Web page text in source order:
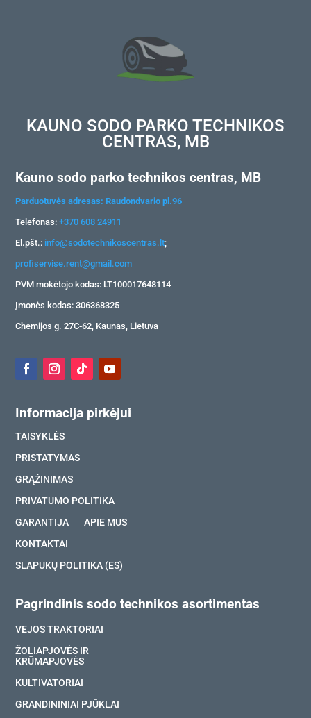
KAUNO SODO PARKO TECHNIKOS
CENTRAS, MB
Kauno sodo parko technikos centras, MB
Parduotuvės adresas: Raudondvario pl.96
Telefonas:+370 608 24911
El.pšt.: info@sodotechnikoscentras.lt;
profiservise.rent@gmail.com
PVM mokėtojo kodas: LT100017648114
Įmonės kodas: 306368325
Chemijos g. 27C-62, Kaunas, Lietuva
Informacija pirkėjui
TAISYKLĖS
PRISTATYMAS
GRĄŽINIMAS
PRIVATUMO POLITIKA
GARANTIJA
APIE MUS
KONTAKTAI
SLAPUKŲ POLITIKA (ES)
Pagrindinis sodo technikos asortimentas
VEJOS TRAKTORIAI
ŽOLIAPJOVĖS IR
KRŪMAPJOVĖS
KULTIVATORIAI
GRANDININIAI PJŪKLAI